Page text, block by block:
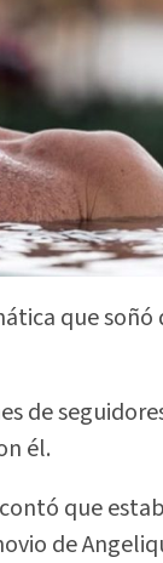
que soñó
de
él.
que
de